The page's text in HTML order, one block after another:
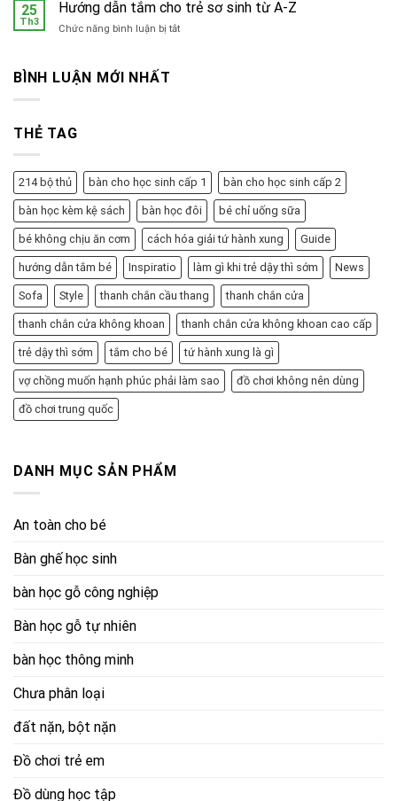
dân
kim
bộ
25
Th3
Hướng dẫn tắm cho trẻ sơ sinh từ A-Z
Chức năng bình luận bị tắtở
Z
BÌNH LUẬN MỚI NHẤT
THẺ TAG
214 bộ thủ bàn cho học sinh cấp 1 bàn cho học sinh cấp 2
bàn học kèm kệ sách bàn học đôi bé chỉ uống sữa
bé không chịu ăn cơm cách hóa giải tứ hành xung Guide
hướng dẫn tắm bé Inspiratio làm gì khi trẻ dậy thì sớm News
Sofa Style thanh chắn cầu thang thanh chắn cửa
thanh chắn cửa không khoan thanh chắn cửa không khoan cao cấp
trẻ dậy thì sớm tắm cho bé tứ hành xung là gì
vợ chồng muốn hạnh phúc phải làm sao đồ chơi không nên dùng
đồ chơi trung quốc
DANH MỤC SẢN PHẨM
An toàn cho bé
Bàn ghế học sinh
bàn học gỗ công nghiệp
Bàn học gỗ tự nhiên
bàn học thông minh
Chưa phân loại
đất nặn, bột nặn
Đồ chơi trẻ em
Đồ dùng học tập